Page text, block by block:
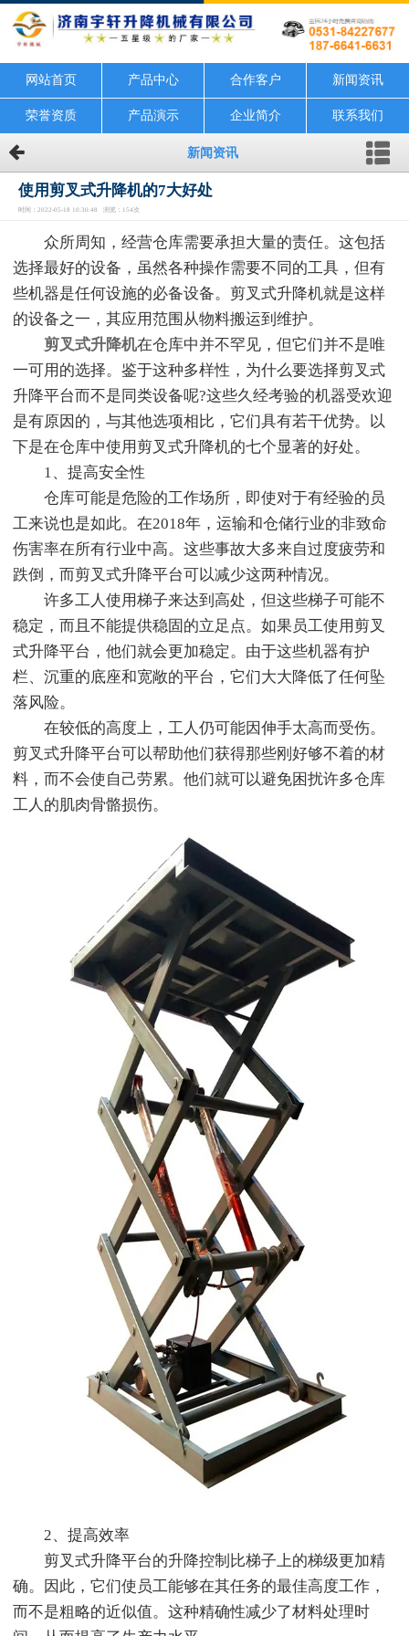
网站首页 产品中心 合作客户 新闻资讯
荣誉资质 产品演示 企业简介 联系我们
新闻资讯
使用剪叉式升降机的7大好处
时间：2022-05-18 10:30:48 浏览：154次
众所周知，经营仓库需要承担大量的责任。这包括
选择最好的设备，虽然各种操作需要不同的工具，但有
些机器是任何设施的必备设备。剪叉式升降机就是这样
的设备之一，其应用范围从物料搬运到维护。
剪叉式升降机在仓库中并不罕见，但它们并不是唯
一可用的选择。鉴于这种多样性，为什么要选择剪叉式
升降平台而不是同类设备呢?这些久经考验的机器受欢迎
是有原因的，与其他选项相比，它们具有若干优势。以
下是在仓库中使用剪叉式升降机的七个显著的好处。
1、提高安全性
仓库可能是危险的工作场所，即使对于有经验的员
工来说也是如此。在2018年，运输和仓储行业的非致命
伤害率在所有行业中高。这些事故大多来自过度疲劳和
跌倒，而剪叉式升降平台可以减少这两种情况。
许多工人使用梯子来达到高处，但这些梯子可能不
稳定，而且不能提供稳固的立足点。如果员工使用剪叉
式升降平台，他们就会更加稳定。由于这些机器有护
栏、沉重的底座和宽敞的平台，它们大大降低了任何坠
落风险。
在较低的高度上，工人仍可能因伸手太高而受伤。
剪叉式升降平台可以帮助他们获得那些刚好够不着的材
料，而不会使自己劳累。他们就可以避免困扰许多仓库
工人的肌肉骨骼损伤。
2、提高效率
剪叉式升降平台的升降控制比梯子上的梯级更加精
确。因此，它们使员工能够在其任务的最佳高度工作，
而不是粗略的近似值。这种精确性减少了材料处理时